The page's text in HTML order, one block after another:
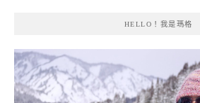
HELLO！我是瑪格